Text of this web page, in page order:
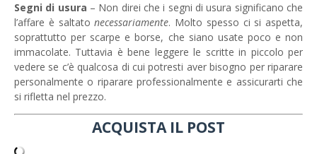
Segni di usura – Non direi che i segni di usura significano che
l’affare è saltatonecessariamente. Molto spesso ci si aspetta,
soprattutto per scarpe e borse, che siano usate poco e non
immacolate. Tuttavia è bene leggere le scritte in piccolo per
vedere se c’è qualcosa di cui potresti aver bisogno per riparare
personalmente o riparare professionalmente e assicurarti che
si rifletta nel prezzo.
ACQUISTA IL POST